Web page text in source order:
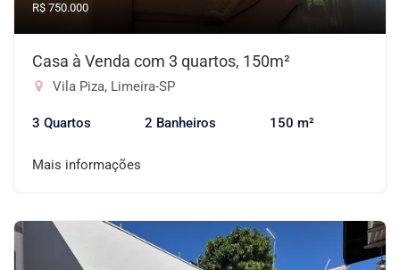
R$ 750.000
Casa à Venda com 3 quartos, 150m²
Vila Piza, Limeira-SP
3 Quartos 2 Banheiros 150 m²
Mais informações